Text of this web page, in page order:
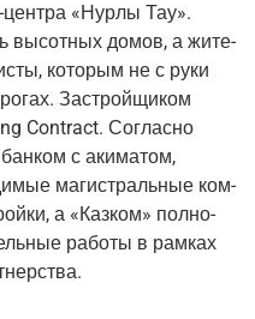
цен­тра «Нур­лы Тау».
высот­ных домов, а жите­
кото­рым не с руки
Застрой­щи­ком
Contract. Соглас­но
с аки­ма­том,
маги­страль­ные ком­
а «Каз­ком» пол­но­
рабо­ты в рам­ках